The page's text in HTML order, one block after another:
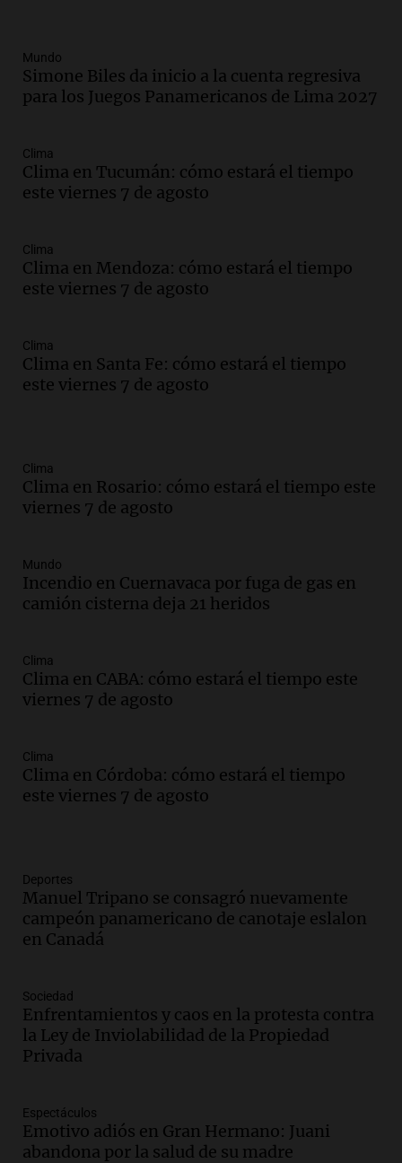
Mundo
Simone Biles da inicio a la cuenta regresiva
para los Juegos Panamericanos de Lima 2027
Clima
Clima en Tucumán: cómo estará el tiempo
este viernes 7 de agosto
Clima
Clima en Mendoza: cómo estará el tiempo
este viernes 7 de agosto
Clima
Clima en Santa Fe: cómo estará el tiempo
este viernes 7 de agosto
Clima
Clima en Rosario: cómo estará el tiempo este
viernes 7 de agosto
Mundo
Incendio en Cuernavaca por fuga de gas en
camión cisterna deja 21 heridos
Clima
Clima en CABA: cómo estará el tiempo este
viernes 7 de agosto
Clima
Clima en Córdoba: cómo estará el tiempo
este viernes 7 de agosto
Deportes
Manuel Tripano se consagró nuevamente
campeón panamericano de canotaje eslalon
en Canadá
Sociedad
Enfrentamientos y caos en la protesta contra
la Ley de Inviolabilidad de la Propiedad
Privada
Espectáculos
Emotivo adiós en Gran Hermano: Juani
abandona por la salud de su madre